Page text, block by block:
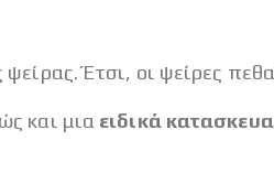
Έτσι, οι ψείρες
και μια ειδικά